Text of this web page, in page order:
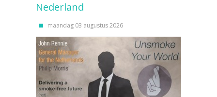
Nederland
maandag 03 augustus 2026